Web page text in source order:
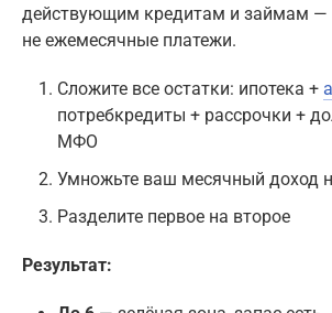
действующим кредитам и займам —
не ежемесячные платежи.
Сложите все остатки: ипотека +
потребкредиты + рассрочки +
МФО
Умножьте ваш месячный доход
Разделите первое на второе
Результат: